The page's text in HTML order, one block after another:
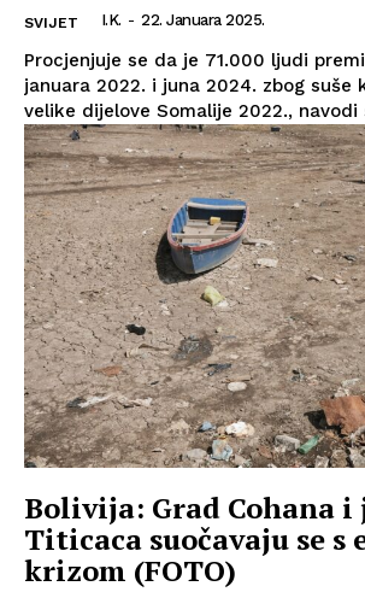
SVIJET I.K. - 22. Januara 2025.
Procjenjuje se da je 71.000 ljudi
januara 2022. i juna 2024. zbog suše
velike dijelove Somalije 2022., navodi
Bolivija: Grad Cohana i
Titicaca suočavaju se s
krizom (FOTO)